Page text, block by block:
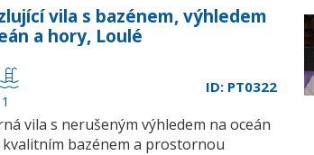
vila s bazénem, výhledem
a hory, Loulé
1
ID: PT0322
vila s nerušeným výhledem na oceán
bazénem a prostornou